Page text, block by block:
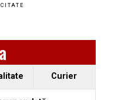
Curier